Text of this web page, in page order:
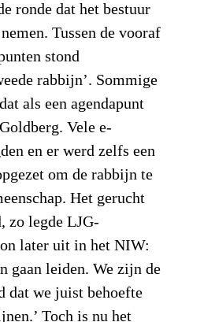
ronde dat het bestuur
Tussen de vooraf
stond
rabbijn’. Sommige
als een agendapunt
Vele e-
en er werd zelfs een
om de rabbijn te
Het gerucht
zo legde LJG-
later uit in het NIW:
gaan leiden. We zijn de
dat we juist behoefte
Toch is nu het